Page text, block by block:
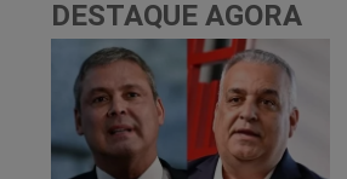
DESTAQUE AGORA